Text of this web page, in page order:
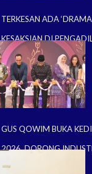
TERKESAN ADA
KESAKSIAN DI
GUS QOWIM BUKA
2026, DORONG
DAN UMKM KREATIF